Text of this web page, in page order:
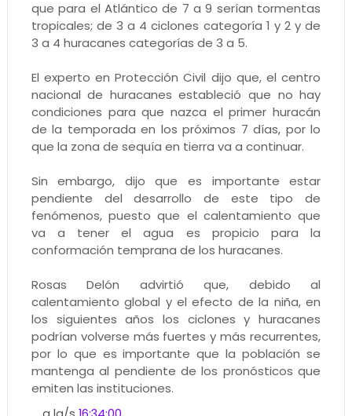
que para el Atlántico de 7 a 9 serían tormentas
tropicales; de 3 a 4 ciclones categoría 1 y 2 y de
3 a 4 huracanes categorías de 3 a 5.
El experto en Protección Civil dijo que, el centro
nacional de huracanes estableció que no hay
condiciones para que nazca el primer huracán
de la temporada en los próximos 7 días, por lo
que la zona de sequía en tierra va a continuar.
Sin embargo, dijo que es importante estar
pendiente del desarrollo de este tipo de
fenómenos, puesto que el calentamiento que
va a tener el agua es propicio para la
conformación temprana de los huracanes.
Rosas Delón advirtió que, debido al
calentamiento global y el efecto de la niña, en
los siguientes años los ciclones y huracanes
podrían volverse más fuertes y más recurrentes,
por lo que es importante que la población se
mantenga al pendiente de los pronósticos que
emiten las instituciones.